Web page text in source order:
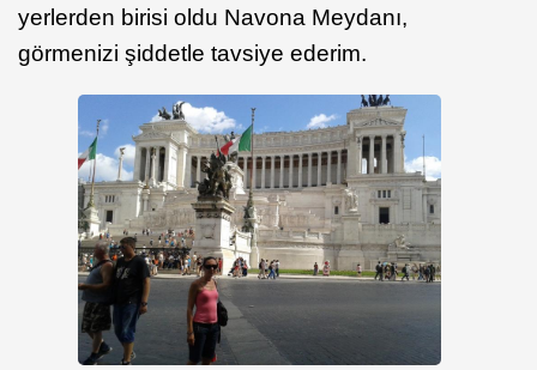
yerlerden birisi oldu Navona Meydanı,
görmenizi şiddetle tavsiye ederim.